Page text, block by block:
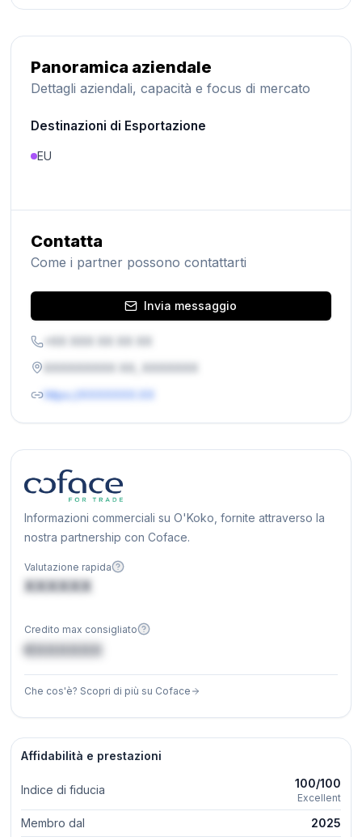
Panoramica aziendale
Dettagli aziendali, capacità e focus di mercato
Destinazioni di Esportazione
EU
Contatta
Come i partner possono contattarti
Invia messaggio
https://XXXXXXX.XX
Informazioni commerciali su O'Koko, fornite attraverso la
nostra partnership con Coface.
Valutazione rapida
XXXXXX
Credito max consigliato
€XXXXXX
Che cos'è? Scopri di più su Coface
Affidabilità e prestazioni
Indice di fiducia 100/100
Excellent
Membro dal
2025